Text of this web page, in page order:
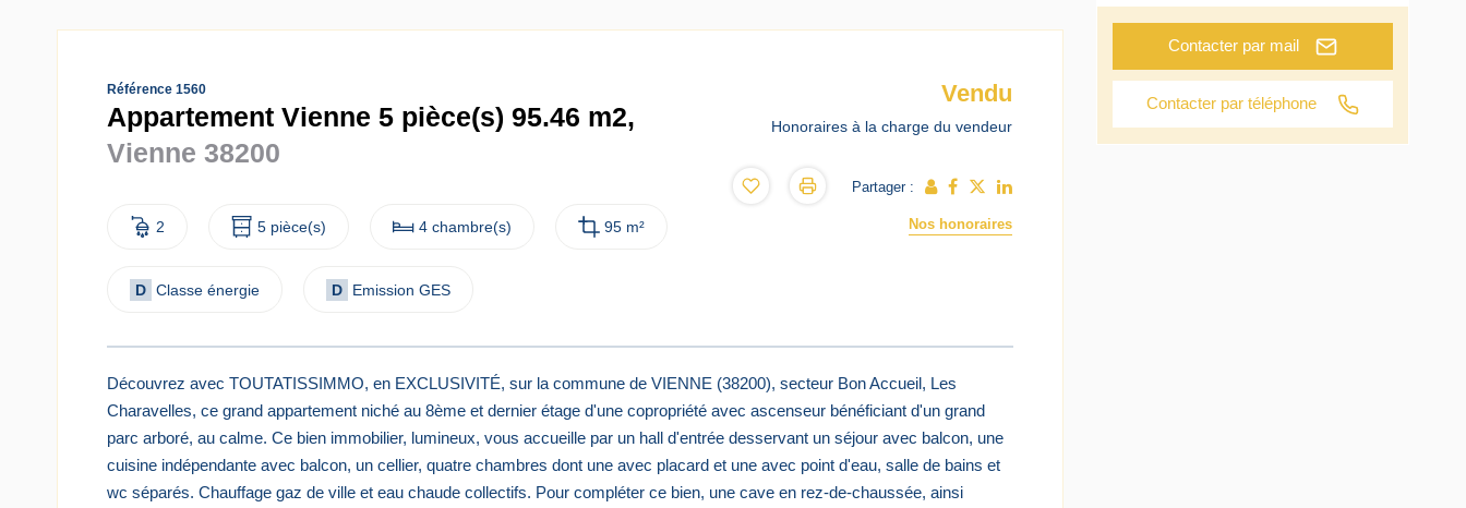
Référence 1560
Appartement Vienne 5 pièce(s) 95.46 m2,
Vienne 38200
2 5 pièce(s) 4 chambre(s) 95 m²
D Classe énergie D Emission GES
Vendu
Honoraires à la charge du vendeur
Partager :
Nos honoraires
Découvrez avec TOUTATISSIMMO, en EXCLUSIVITÉ, sur la commune de VIENNE (38200), secteur Bon Accueil, Les
Charavelles, ce grand appartement niché au 8ème et dernier étage d'une copropriété avec ascenseur bénéficiant d'un grand
parc arboré, au calme. Ce bien immobilier, lumineux, vous accueille par un hall d'entrée desservant un séjour avec balcon, une
cuisine indépendante avec balcon, un cellier, quatre chambres dont une avec placard et une avec point d'eau, salle de bains et
wc séparés. Chauffage gaz de ville et eau chaude collectifs. Pour compléter ce bien, une cave en rez-de-chaussée, ainsi
Contacter par mail
Contacter par téléphone